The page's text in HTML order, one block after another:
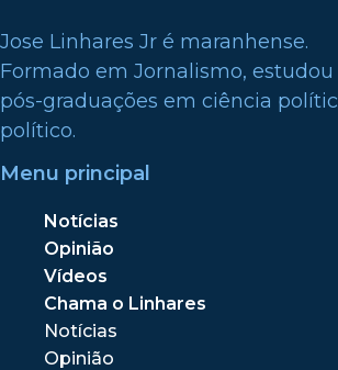
Jose Linhares Jr é maranhense.
Formado em Jornalismo,
pós-graduações em ciência
político.
Menu principal
Notícias
Opinião
Vídeos
Chama o Linhares
Notícias
Opinião